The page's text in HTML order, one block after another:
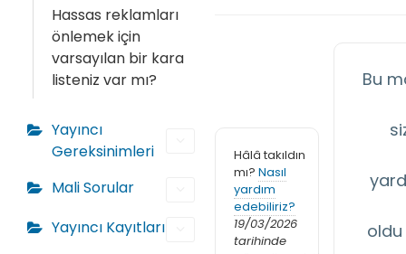
Hassas reklamları
önlemek için
varsayılan bir kara
listeniz var mı?
Yayıncı
Gereksinimleri
Mali Sorular
Yayıncı Kayıtları
Hâlâ takıldın
mı? Nasıl
yardım
edebiliriz?
19/03/2026
tarihinde
Bu